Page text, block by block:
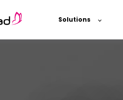
Solutions